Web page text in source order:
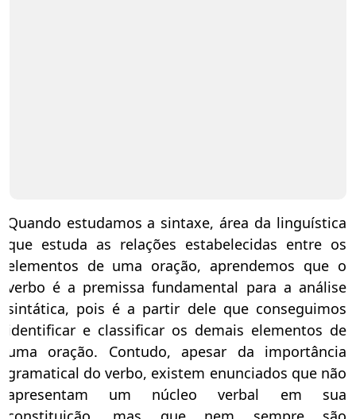
Quando estudamos a sintaxe, área da linguística
que estuda as relações estabelecidas entre os
elementos de uma oração, aprendemos que o
verbo é a premissa fundamental para a análise
sintática, pois é a partir dele que conseguimos
identificar e classificar os demais elementos de
uma oração. Contudo, apesar da importância
gramatical do verbo, existem enunciados que não
apresentam um núcleo verbal em sua